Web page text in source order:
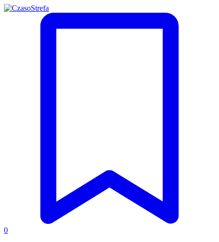
0